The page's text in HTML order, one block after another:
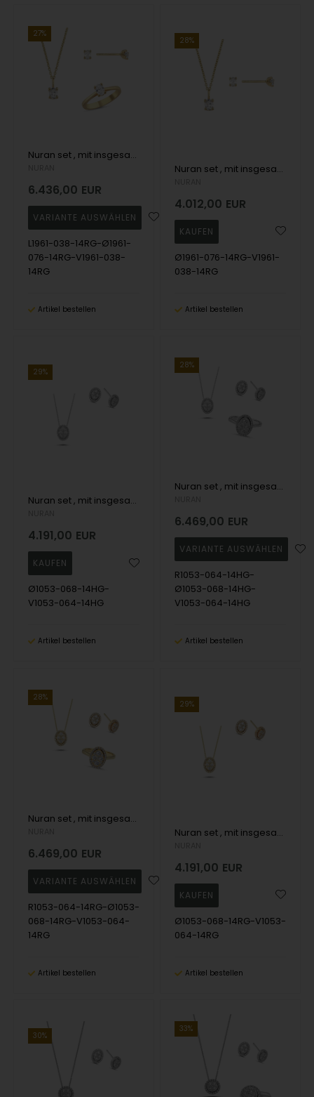
27%
Nuran set , mit insgesamt 1,52 ct Wesselton SI
6.436,00 EUR
L1961-038-14RG-Ø1961-
076-14RG-V1961-038-
14RG
Artikel bestellen
28%
Nuran set , mit insgesamt 1,14 ct Wesselton SI
4.012,00 EUR
Ø1961-076-14RG-V1961-
038-14RG
Artikel bestellen
29%
Nuran set , mit insgesamt 1,32 ct Wesselton SI
4.191,00 EUR
Ø1053-068-14HG-
V1053-064-14HG
Artikel bestellen
28%
Nuran set , mit insgesamt 1,96 ct Wesselton SI
6.469,00 EUR
R1053-064-14HG-
Ø1053-068-14HG-
V1053-064-14HG
Artikel bestellen
28%
Nuran set , mit insgesamt 1,96 ct Wesselton SI
6.469,00 EUR
R1053-064-14RG-Ø1053-
068-14RG-V1053-064-
14RG
Artikel bestellen
29%
Nuran set , mit insgesamt 1,32 ct Wesselton SI
4.191,00 EUR
Ø1053-068-14RG-V1053-
064-14RG
Artikel bestellen
30%
33%